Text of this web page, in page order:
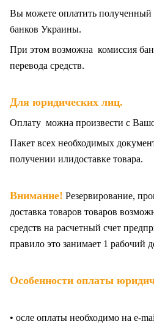
Вы можете оплатить полученный
банков Украины.
При этом возможна комиссия
перевода средств.
Для юридических лиц.
Оплату можна произвести с
Пакет всех необходимых
получении илидоставке товара.
Внимание! Резервирование,
доставка товаров товаров
средств на расчетный счет
правило это занимает 1 рабочий
Особенности оплаты
• осле оплаты необходимо на e-